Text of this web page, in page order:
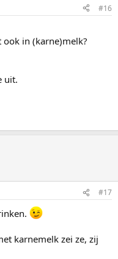
#16
in (karne)melk?
uit.
#17
karnemelk zei ze, zij